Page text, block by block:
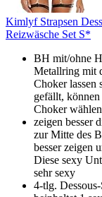
Kimlyf Strapsen
Reizwäsche Set S*
BH mit/ohne
Metallring mit
Choker lassen
gefällt, können
Choker
zeigen besser
zur Mitte des
besser zeigen
Diese sexy
sehr sexy
4-tlg.